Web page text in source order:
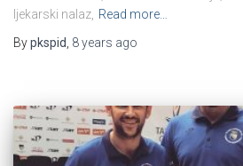
ljekarski nalaz, Read more…
Bypkspid 8 years ago